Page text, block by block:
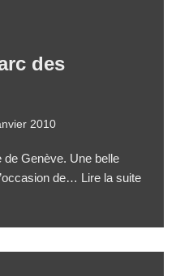
des
2010
de Genève. Une belle
de… Lire la suite